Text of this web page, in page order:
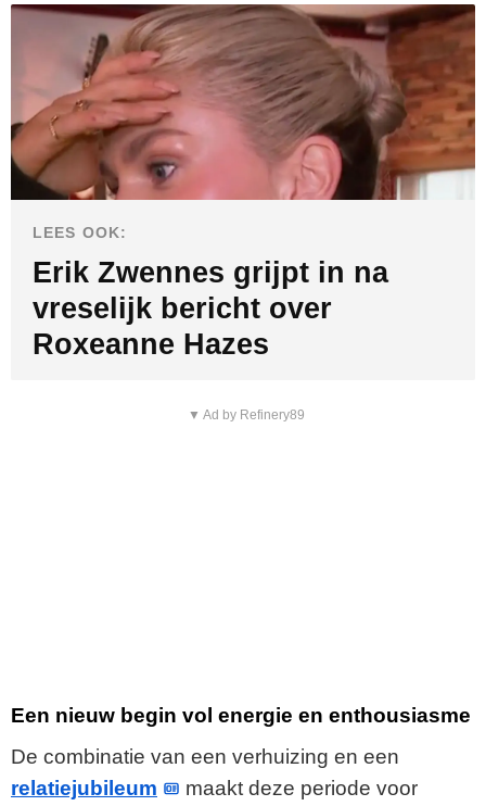
LEES OOK:
Erik Zwennes grijpt in na
vreselijk bericht over
Roxeanne Hazes
▼ Ad by Refinery89
Een nieuw begin vol energie en enthousiasme
De combinatie van een verhuizing en een
relatiejubileum
maakt deze periode voor